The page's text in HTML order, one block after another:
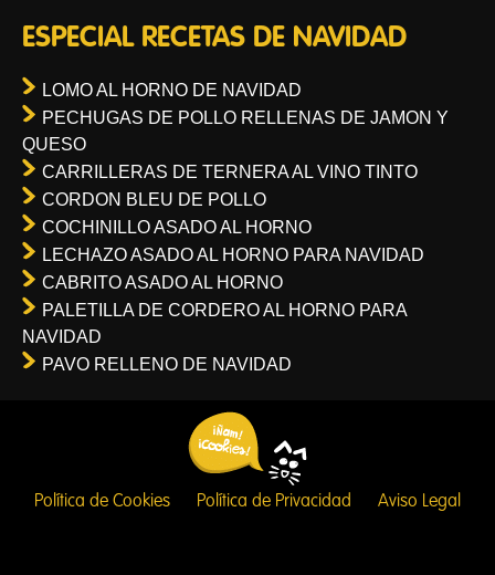
ESPECIAL RECETAS DE NAVIDAD
LOMO AL HORNO DE NAVIDAD
PECHUGAS DE POLLO RELLENAS DE JAMON Y
QUESO
CARRILLERAS DE TERNERA AL VINO TINTO
CORDON BLEU DE POLLO
COCHINILLO ASADO AL HORNO
LECHAZO ASADO AL HORNO PARA NAVIDAD
CABRITO ASADO AL HORNO
PALETILLA DE CORDERO AL HORNO PARA
NAVIDAD
PAVO RELLENO DE NAVIDAD
Política de Cookies Política de Privacidad Aviso Legal